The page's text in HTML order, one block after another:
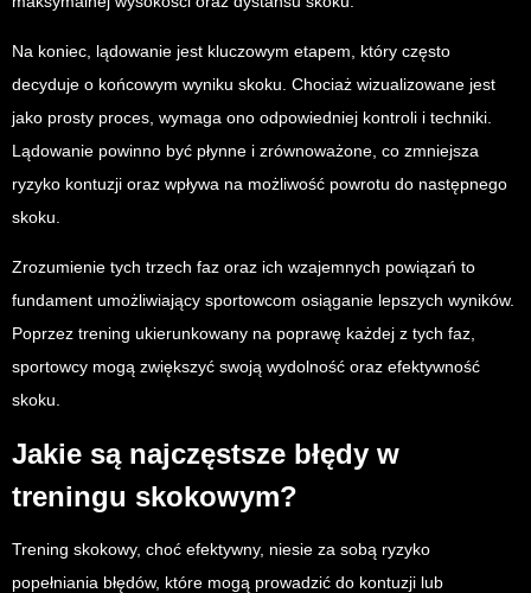
Na koniec, lądowanie jest kluczowym etapem, który często
decyduje o końcowym wyniku skoku. Chociaż wizualizowane jest
jako prosty proces, wymaga ono odpowiedniej kontroli i techniki.
Lądowanie powinno być płynne i zrównoważone, co zmniejsza
ryzyko kontuzji oraz wpływa na możliwość powrotu do następnego
skoku.
Zrozumienie tych trzech faz oraz ich wzajemnych powiązań to
fundament umożliwiający sportowcom osiąganie lepszych wyników.
Poprzez trening ukierunkowany na poprawę każdej z tych faz,
sportowcy mogą zwiększyć swoją wydolność oraz efektywność
skoku.
Jakie są najczęstsze błędy w
treningu skokowym?
Trening skokowy, choć efektywny, niesie za sobą ryzyko
popełniania błędów, które mogą prowadzić do kontuzji lub